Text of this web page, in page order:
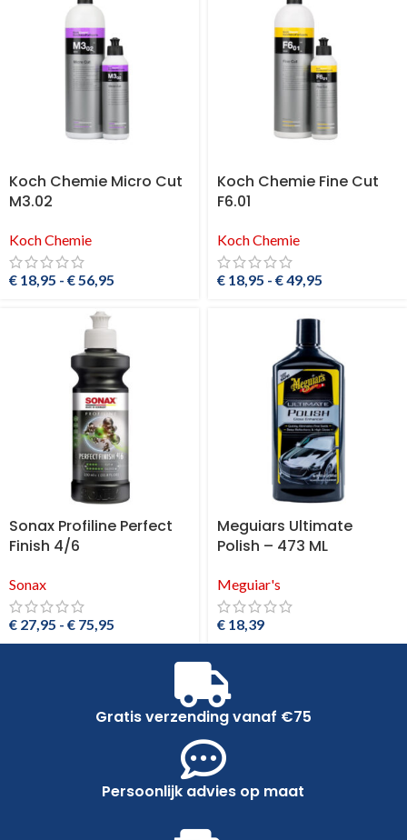
Koch Chemie Micro Cut
M3.02
Koch Chemie
€ 18,95 - €56,95
Koch Chemie Fine Cut
F6.01
Koch Chemie
€ 18,95 - €49,95
Sonax Profiline Perfect
Finish 4/6
Sonax
€ 27,95 - € 75,95
Meguiars Ultimate
Polish – 473 ML
Meguiar's
€ 18,39
Gratis verzending vanaf €75
Persoonlijk advies op maat